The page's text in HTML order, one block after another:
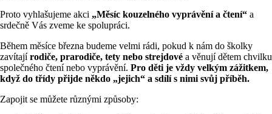
Proto vyhlašujeme akci „Měsíc kouzelného vyprávění a čtení“ a
srdečně Vás zveme ke spolupráci.
Během měsíce března budeme velmi rádi, pokud k nám do školky
zavítajírodiče, prarodiče, tety nebo strejdové a věnují dětem chvilku
společného čtení nebo vyprávění. Pro děti je vždy velkým zážitkem,
když do třídy přijde někdo „jejich“ a sdílí s nimi svůj příběh.
Zapojit se můžete různými způsoby: